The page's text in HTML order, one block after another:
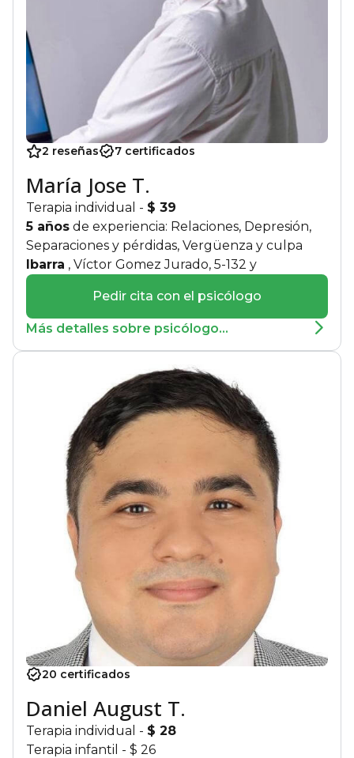
2 reseñas 7 certificados
María Jose T.
Terapia individual - $ 39
5 años de experiencia: Relaciones, Depresión,
Separaciones y pérdidas, Vergüenza y culpa
Ibarra , Víctor Gomez Jurado, 5-132 y
Pedir cita con el psicólogo
Más detalles sobre psicólogo...
20 certificados
Daniel August T.
Terapia individual - $ 28
Terapia infantil - $ 26